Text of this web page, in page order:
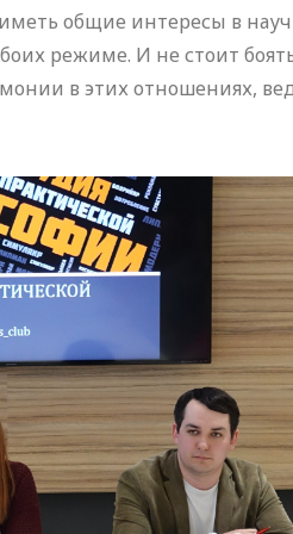
общие интересы в
режиме. И не стоит
в этих отношениях,